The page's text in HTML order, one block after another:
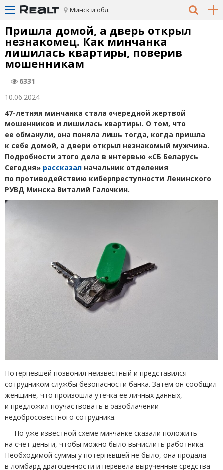
Минск и обл.
Пришла домой, а дверь открыл
незнакомец. Как минчанка
лишилась квартиры, поверив
мошенникам
6331
10.06.2024
47-летняя минчанка стала очередной жертвой
мошенников и лишилась квартиры. О том, что
ее обманули, она поняла лишь тогда, когда пришла
к себе домой, а двери открыл незнакомый мужчина.
Подробности этого дела в интервью «СБ Беларусь
Сегодня» рассказал начальник отделения
по противодействию киберпреступности Ленинского
РУВД Минска Виталий Галочкин.
Потерпевшей позвонил неизвестный и представился
сотрудником службы безопасности банка. Затем он сообщил
женщине, что произошла утечка ее личных данных,
и предложил поучаствовать в разоблачении
недобросовестного сотрудника.
— По уже известной схеме минчанке сказали положить
на счет деньги, чтобы можно было вычислить работника.
Необходимой суммы у потерпевшей не было, она продала
в ломбард драгоценности и перевела вырученные средства